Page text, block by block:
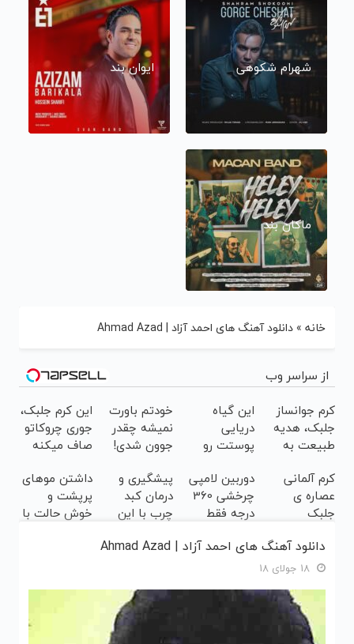
شهرام شکوهی ایوان بند
ماکان بند
خانه » دانلود آهنگ های احمد آزاد | Ahmad Azad
از سراسر وب
کرم جوانساز
جلبک، هدیه
طبیعت به
تخفیف ویژه)
این گیاه
دریایی
پوستت رو
میکنه انگار
20سال جوون
شدی🔥
خودتم باورت
نمیشه چقدر
جوون شدی!
اسپیرولینا با
تخفیف ویژه
این کرم جلبک،
جوری چروکاتو
صاف میکنه
بوتاکس کردی!
(تخفیف ویژه)
کرم آلمانی
عصاره ی
جلبک
معروف به
اکسیر جوانی!!
دوربین لامپی
چرخشی 360
درجه فقط
🔥 پرداخت
پیشگیری و
درمان کبد
چرب با این
گیاهی
داشتن موهای
پرپشت و
خوش حالت با
دانلود آهنگ های احمد آزاد | Ahmad Azad